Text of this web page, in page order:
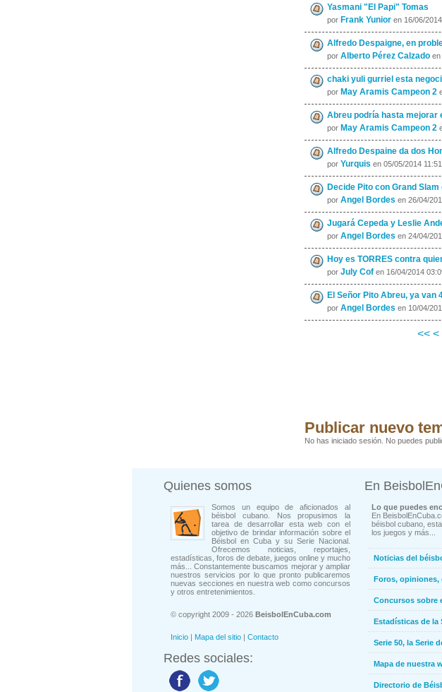
Yasmani "El Papi" Tomas
por Frank Yunior en 16/06/
Alfredo Despaigne, en
por Alberto Pérez Calzado en
chaki yuli gurriel esta
por May Aramis Campeon 2
Abreu podría hasta mejorar
por May Aramis Campeon 2
Alfredo Despaine da dos
por Yurquis en 05/05/2014
Decide Pito con Grand Slam
por Angel Bordes en 26/04/
Jugará Cepeda y Leslie
por Angel Bordes en 24/04/
Hoy es TORRES contra
por July Cof en 16/04/2014
El Señor Pito Abreu, ya van
por Angel Bordes en 10/04/
<< <
Publicar nuevo
No has iniciado sesión. No puedes
Quienes somos
Somos un equipo de aficionados al
béisbol cubano. Nos propusimos la
tarea de desarrollar esta web con el
objetivo de brindar información sobre el
Béisbol en Cuba y su Serie Nacional.
Ofrecemos noticias, reportajes,
estadísticas, foros de debate, juegos online y mucho
más... Constantemente buscamos mejorar y ampliar
nuestros servicios por lo que pronto publicaremos
nuevas secciones en nuestra web como concursos
y otros entretenimientos.
© copyright 2009 - 2026 BeisbolEnCuba.com
Inicio | Mapa del sitio | Contacto
Redes sociales:
En
Lo que puedes
En
béisbol cubano,
los juegos y más...
Noticias del
Foros, opiniones,
Concursos sobre
Estadísticas de la
Serie 50, la Serie
Mapa de nuestra
Directorio de